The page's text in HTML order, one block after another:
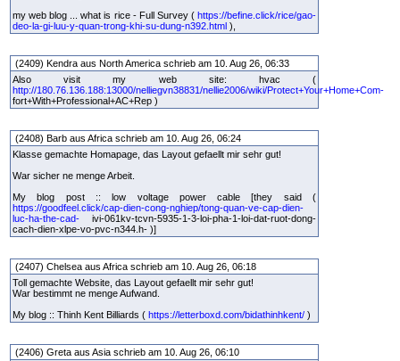
my web blog ... what is rice - Full Survey ( https://befine.click/rice/gao-
deo-la-gi-luu-y-quan-trong-khi-su-dung-n392.html ),
(2409) Kendra aus North America schrieb am 10. Aug 26, 06:33
Also visit my web site: hvac (
http://180.76.136.188:13000/nelliegvn38831/nellie2006/wiki/Protect+Your+Home+Com-
fort+With+Professional+AC+Rep )
(2408) Barb aus Africa schrieb am 10. Aug 26, 06:24
Klasse gemachte Homapage, das Layout gefaellt mir sehr gut!
War sicher ne menge Arbeit.
My blog post :: low voltage power cable [they said (
https://goodfeel.click/cap-dien-cong-nghiep/tong-quan-ve-cap-dien-
luc-ha-the-cad- ivi-061kv-tcvn-5935-1-3-loi-pha-1-loi-dat-ruot-dong-
cach-dien-xlpe-vo-pvc-n344.h- )]
(2407) Chelsea aus Africa schrieb am 10. Aug 26, 06:18
Toll gemachte Website, das Layout gefaellt mir sehr gut!
War bestimmt ne menge Aufwand.
My blog :: Thinh Kent Billiards ( https://letterboxd.com/bidathinhkent/ )
(2406) Greta aus Asia schrieb am 10. Aug 26, 06:10